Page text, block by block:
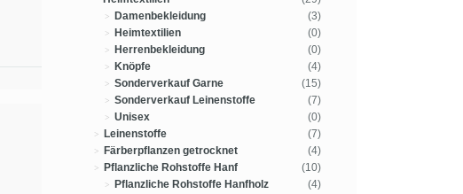
Damenbekleidung
(3)
Heimtextilien
(0)
Herrenbekleidung
(0)
Knöpfe
(4)
Sonderverkauf Garne
(15)
Sonderverkauf Leinenstoffe
(7)
Unisex
(0)
Leinenstoffe
(7)
Färberpflanzen getrocknet
(4)
Pflanzliche Rohstoffe Hanf
(10)
Pflanzliche Rohstoffe Hanfholz
(4)